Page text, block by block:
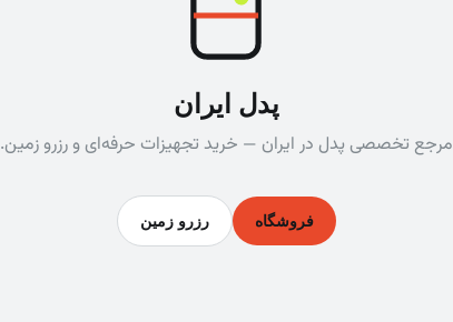
پدل ایران
مرجع تخصصی پدل در ایران — خرید تجهیزات حرفه‌ای و رزرو زمین.
فروشگاه رزرو زمین